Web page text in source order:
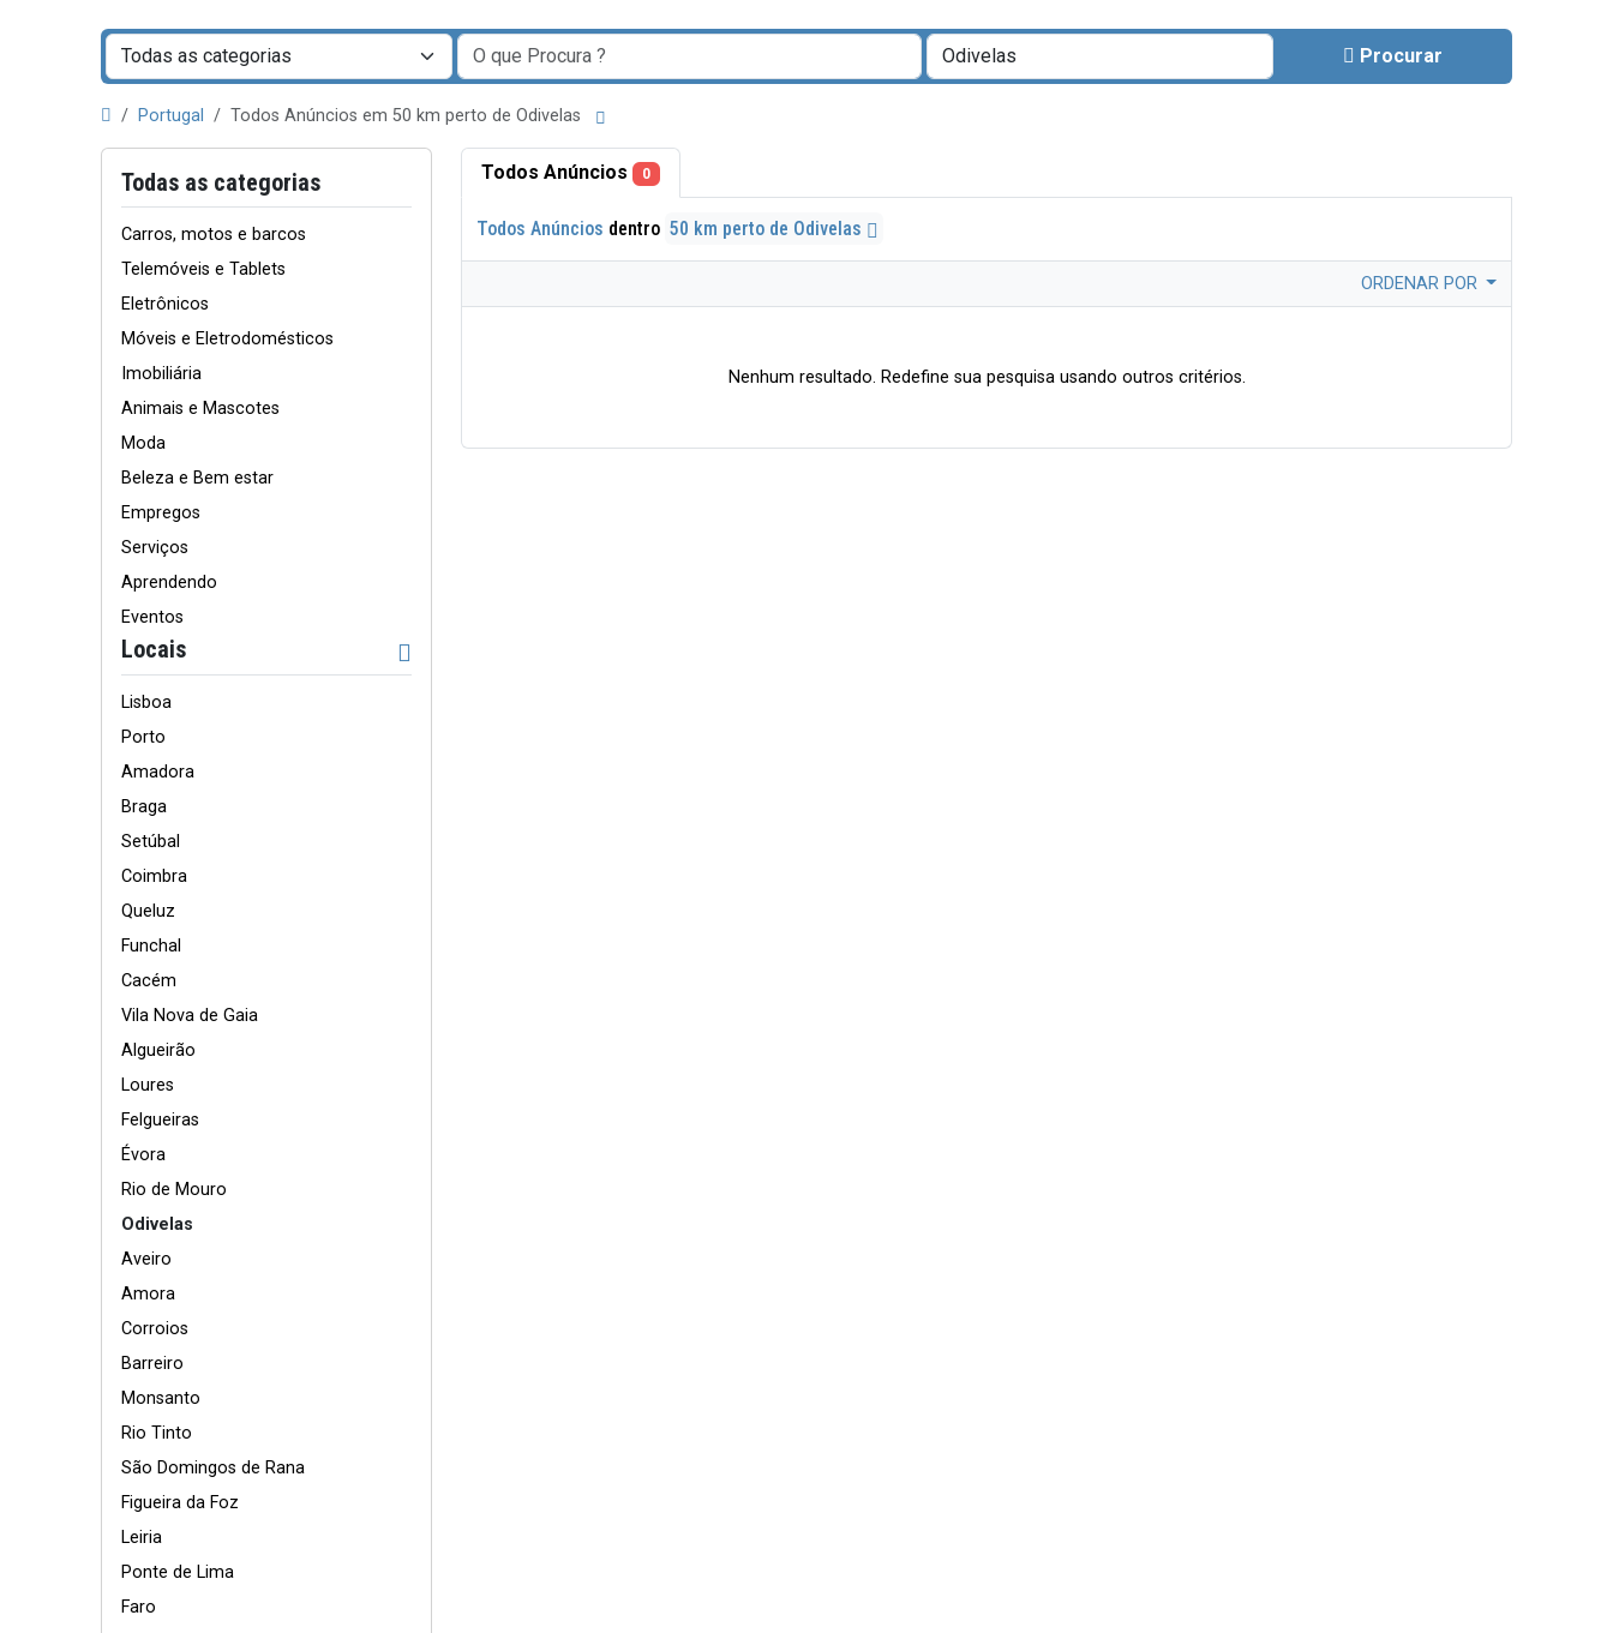
Procurar
Portugal Todos Anúncios em 50 km perto de Odivelas
Todas as categorias
Carros, motos e barcos
Telemóveis e Tablets
Eletrônicos
Móveis e Eletrodomésticos
Imobiliária
Animais e Mascotes
Moda
Beleza e Bem estar
Empregos
Serviços
Aprendendo
Eventos
Locais
Lisboa
Porto
Amadora
Braga
Setúbal
Coimbra
Queluz
Funchal
Cacém
Vila Nova de Gaia
Algueirão
Loures
Felgueiras
Évora
Rio de Mouro
Odivelas
Aveiro
Amora
Corroios
Barreiro
Monsanto
Rio Tinto
São Domingos de Rana
Figueira da Foz
Leiria
Ponte de Lima
Faro
Todos Anúncios 0
Todos Anúncios dentro 50 km perto de Odivelas
ORDENAR POR
Nenhum resultado. Redefine sua pesquisa usando outros critérios.